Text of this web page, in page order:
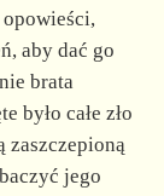
aby dać go
brata
było całe zło
zaszczepioną
jego